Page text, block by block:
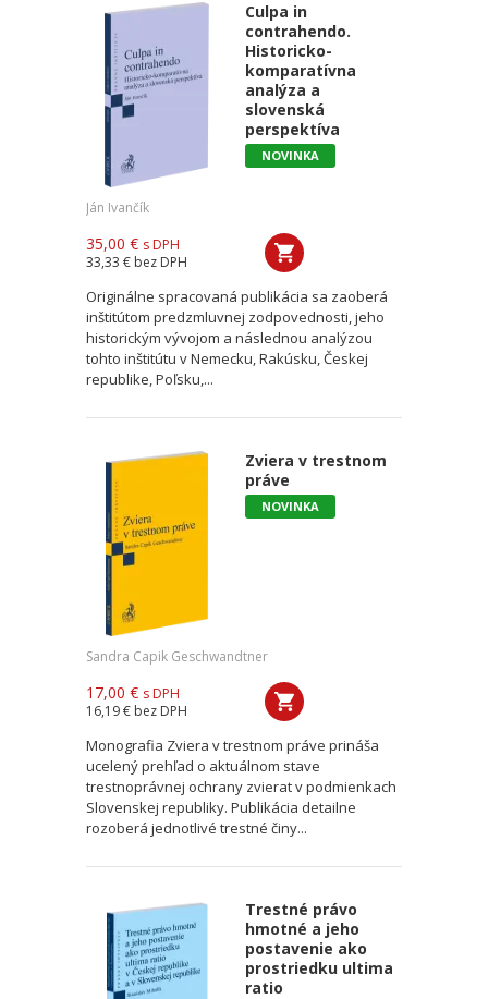
Culpa in
contrahendo.
Historicko-
komparatívna
analýza a
slovenská
perspektíva
NOVINKA
Ján Ivančík
35,00 € s DPH
33,33 € bez DPH
Originálne spracovaná publikácia sa zaoberá
inštitútom predzmluvnej zodpovednosti, jeho
historickým vývojom a následnou analýzou
tohto inštitútu v Nemecku, Rakúsku, Českej
republike, Poľsku,...
Zviera v trestnom
práve
NOVINKA
Sandra Capik Geschwandtner
17,00 € s DPH
16,19 € bez DPH
Monografia Zviera v trestnom práve prináša
ucelený prehľad o aktuálnom stave
trestnoprávnej ochrany zvierat v podmienkach
Slovenskej republiky. Publikácia detailne
rozoberá jednotlivé trestné činy...
Trestné právo
hmotné a jeho
postavenie ako
prostriedku ultima
ratio